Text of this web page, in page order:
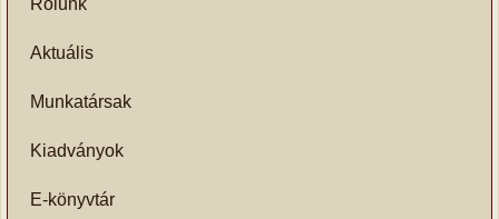
Rólunk
Aktuális
Munkatársak
Kiadványok
E-könyvtár